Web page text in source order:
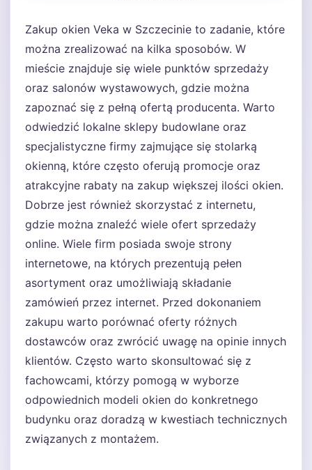
Zakup okien Veka w Szczecinie to zadanie, które
można zrealizować na kilka sposobów. W
mieście znajduje się wiele punktów sprzedaży
oraz salonów wystawowych, gdzie można
zapoznać się z pełną ofertą producenta. Warto
odwiedzić lokalne sklepy budowlane oraz
specjalistyczne firmy zajmujące się stolarką
okienną, które często oferują promocje oraz
atrakcyjne rabaty na zakup większej ilości okien.
Dobrze jest również skorzystać z internetu,
gdzie można znaleźć wiele ofert sprzedaży
online. Wiele firm posiada swoje strony
internetowe, na których prezentują pełen
asortyment oraz umożliwiają składanie
zamówień przez internet. Przed dokonaniem
zakupu warto porównać oferty różnych
dostawców oraz zwrócić uwagę na opinie innych
klientów. Często warto skonsultować się z
fachowcami, którzy pomogą w wyborze
odpowiednich modeli okien do konkretnego
budynku oraz doradzą w kwestiach technicznych
związanych z montażem.